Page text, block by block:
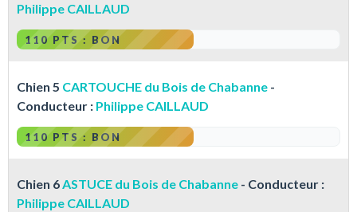
Philippe CAILLAUD
110 PTS : BON
Chien 5 CARTOUCHE du Bois de Chabanne -
Conducteur : Philippe CAILLAUD
110 PTS : BON
Chien 6ASTUCE du Bois de Chabanne - Conducteur :
Philippe CAILLAUD